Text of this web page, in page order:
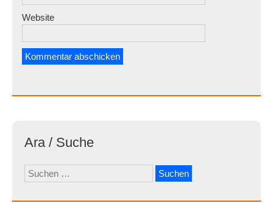
Website
Ara / Suche
Suchen
nach: